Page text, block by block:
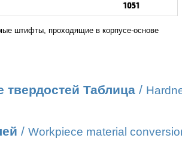
штифты, проходящие в корпусе-основе
твердостей Таблица /
/ Workpiece material